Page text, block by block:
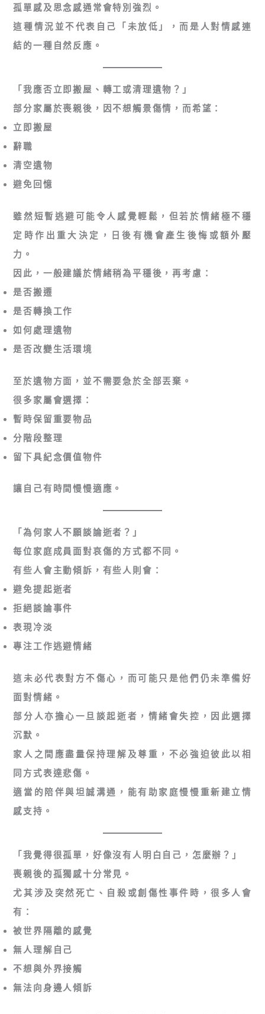
孤單感及思念感通常會特別強烈。
這種情況並不代表自己「未放低」，而是人對情感連
結的一種自然反應。
「我應否立即搬屋、轉工或清理遺物？」
部分家屬於喪親後，因不想觸景傷情，而希望：
立即搬屋
辭職
清空遺物
避免回憶
雖然短暫逃避可能令人感覺輕鬆，但若於情緒極不穩
定時作出重大決定，日後有機會產生後悔或額外壓
力。
因此，一般建議於情緒稍為平穩後，再考慮：
是否搬遷
是否轉換工作
如何處理遺物
是否改變生活環境
至於遺物方面，並不需要急於全部丟棄。
很多家屬會選擇：
暫時保留重要物品
分階段整理
留下具紀念價值物件
讓自己有時間慢慢適應。
「為何家人不願談論逝者？」
每位家庭成員面對哀傷的方式都不同。
有些人會主動傾訴，有些人則會：
避免提起逝者
拒絕談論事件
表現冷淡
專注工作逃避情緒
這未必代表對方不傷心，而可能只是他們仍未準備好
面對情緒。
部分人亦擔心一旦談起逝者，情緒會失控，因此選擇
沉默。
家人之間應盡量保持理解及尊重，不必強迫彼此以相
同方式表達悲傷。
適當的陪伴與坦誠溝通，能有助家庭慢慢重新建立情
感支持。
「我覺得很孤單，好像沒有人明白自己，怎麼辦？」
喪親後的孤獨感十分常見。
尤其涉及突然死亡、自殺或創傷性事件時，很多人會
有：
被世界隔離的感覺
無人理解自己
不想與外界接觸
無法向身邊人傾訴